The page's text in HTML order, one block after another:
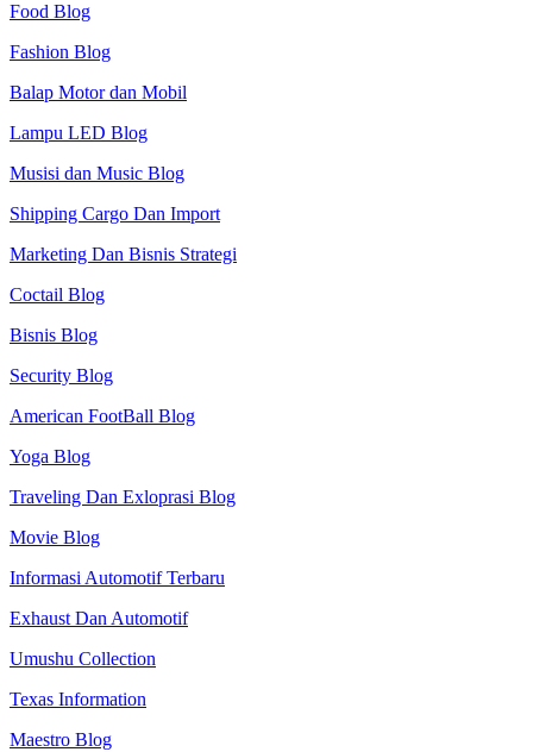
Food Blog
Fashion Blog
Balap Motor dan Mobil
Lampu LED Blog
Musisi dan Music Blog
Shipping Cargo Dan Import
Marketing Dan Bisnis Strategi
Coctail Blog
Bisnis Blog
Security Blog
American FootBall Blog
Yoga Blog
Traveling Dan Exloprasi Blog
Movie Blog
Informasi Automotif Terbaru
Exhaust Dan Automotif
Umushu Collection
Texas Information
Maestro Blog